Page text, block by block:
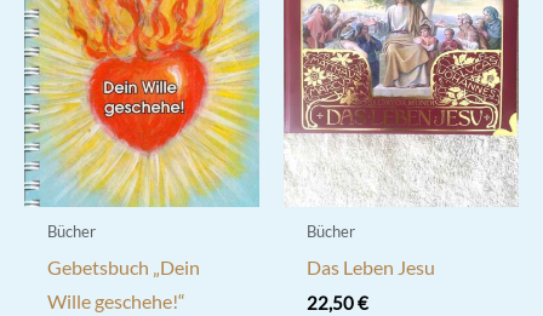
Bücher
Gebetsbuch „Dein
Wille geschehe!“
Bücher
Das Leben Jesu
22,50€